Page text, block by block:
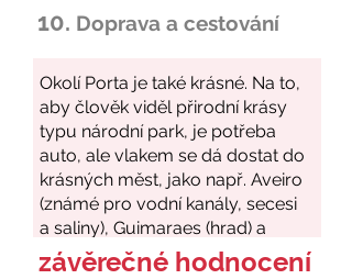
10. Doprava a cestování
závěrečné hodnocení